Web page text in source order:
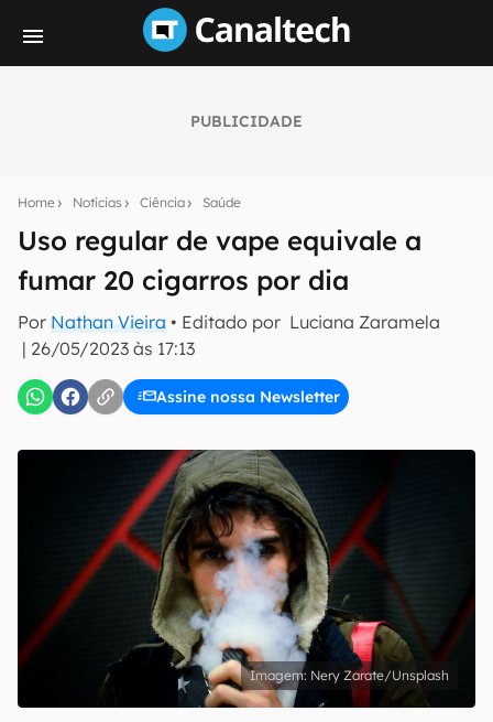
PUBLICIDADE
Home Notícias Ciência Saúde
Uso regular de vape equivale a
fumar 20 cigarros por dia
Por Nathan Vieira • Editado por Luciana Zaramela
| 26/05/2023 às 17:13
Assine nossa Newsletter
notícias e reviews sobre tecnologia em primeira
E-mail
Uso e Política de Privacidade do Canaltech.
Nery Zarate/Unsplash